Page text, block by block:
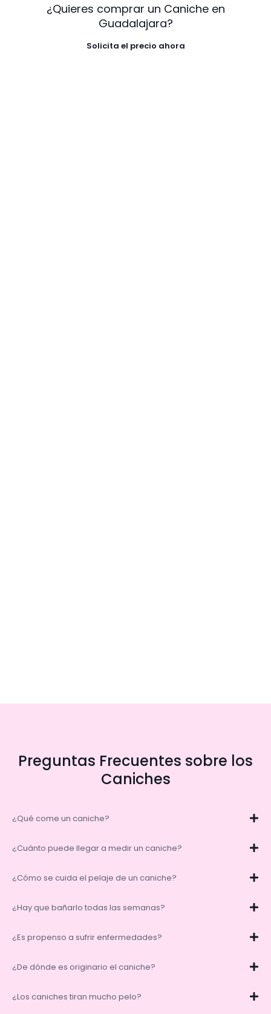
¿Quieres comprar un Caniche en
Guadalajara?
Solicita el precio ahora
Preguntas Frecuentes sobre los
Caniches
¿Qué come un caniche?
¿Cuánto puede llegar a medir un caniche?
¿Cómo se cuida el pelaje de un caniche?
¿Hay que bañarlo todas las semanas?
¿Es propenso a sufrir enfermedades?
¿De dónde es originario el caniche?
¿Los caniches tiran mucho pelo?